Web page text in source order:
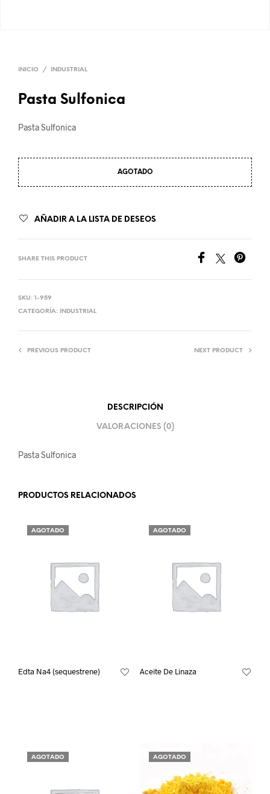
INICIO / INDUSTRIAL
Pasta Sulfonica
Pasta Sulfonica
AGOTADO
AÑADIR A LA LISTA DE DESEOS
SHARE THIS PRODUCT
SKU: 1-959
CATEGORÍA:
INDUSTRIAL
PREVIOUS PRODUCT NEXT PRODUCT
DESCRIPCIÓN
VALORACIONES (0)
Pasta Sulfonica
PRODUCTOS RELACIONADOS
AGOTADO
Edta Na4 (sequestrene)
AGOTADO
Aceite De Linaza
AGOTADO AGOTADO